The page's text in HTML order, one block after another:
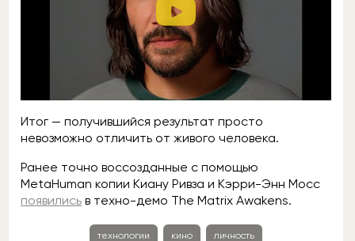
Итог — получившийся результат просто
невозможно отличить от живого человека.
Ранее точно воссозданные с помощью
MetaHuman копии Киану Ривза и Кэрри-Энн Мосс
появились в техно-демо The Matrix Awakens.
технологии кино личность